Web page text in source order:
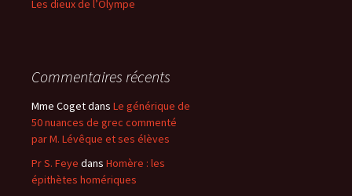
Les dieux de l’Olympe
Commentaires récents
Mme Cogetdans Le générique de
50 nuances de grec commenté
par M. Lévêque et ses élèves
Pr S. Feye dans Homère : les
épithètes homériques